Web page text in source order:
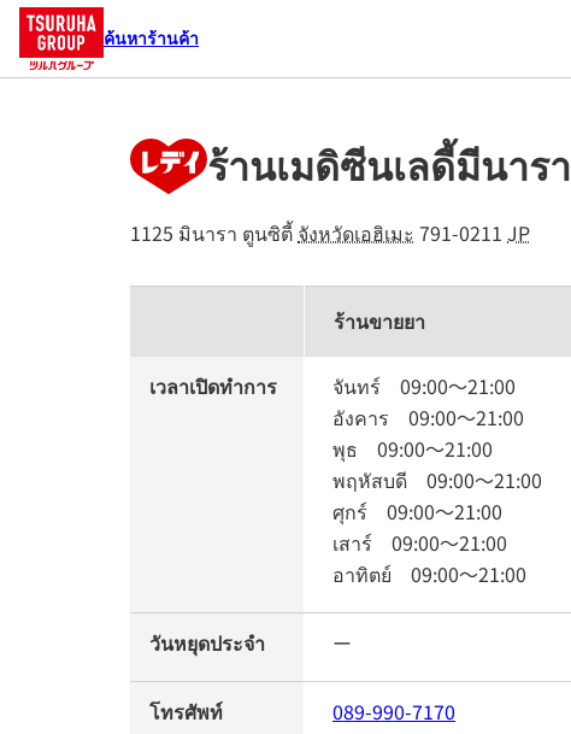
ค้นหาร้านค้า
ร้านเมดิซีนเลดี้มีนารา
1125 มินารา ตูนซิตี้ จังหวัดเอฮิเมะ 791-0211 JP
ร้านขายยา
เวลาเปิดทำการ จันทร์ 09:00～21:00
อังคาร 09:00～21:00
พุธ 09:00～21:00
พฤหัสบดี 09:00～21:00
ศุกร์ 09:00～21:00
เสาร์ 09:00～21:00
อาทิตย์ 09:00～21:00
วันหยุดประจำ ー
โทรศัพท์ 089-990-7170